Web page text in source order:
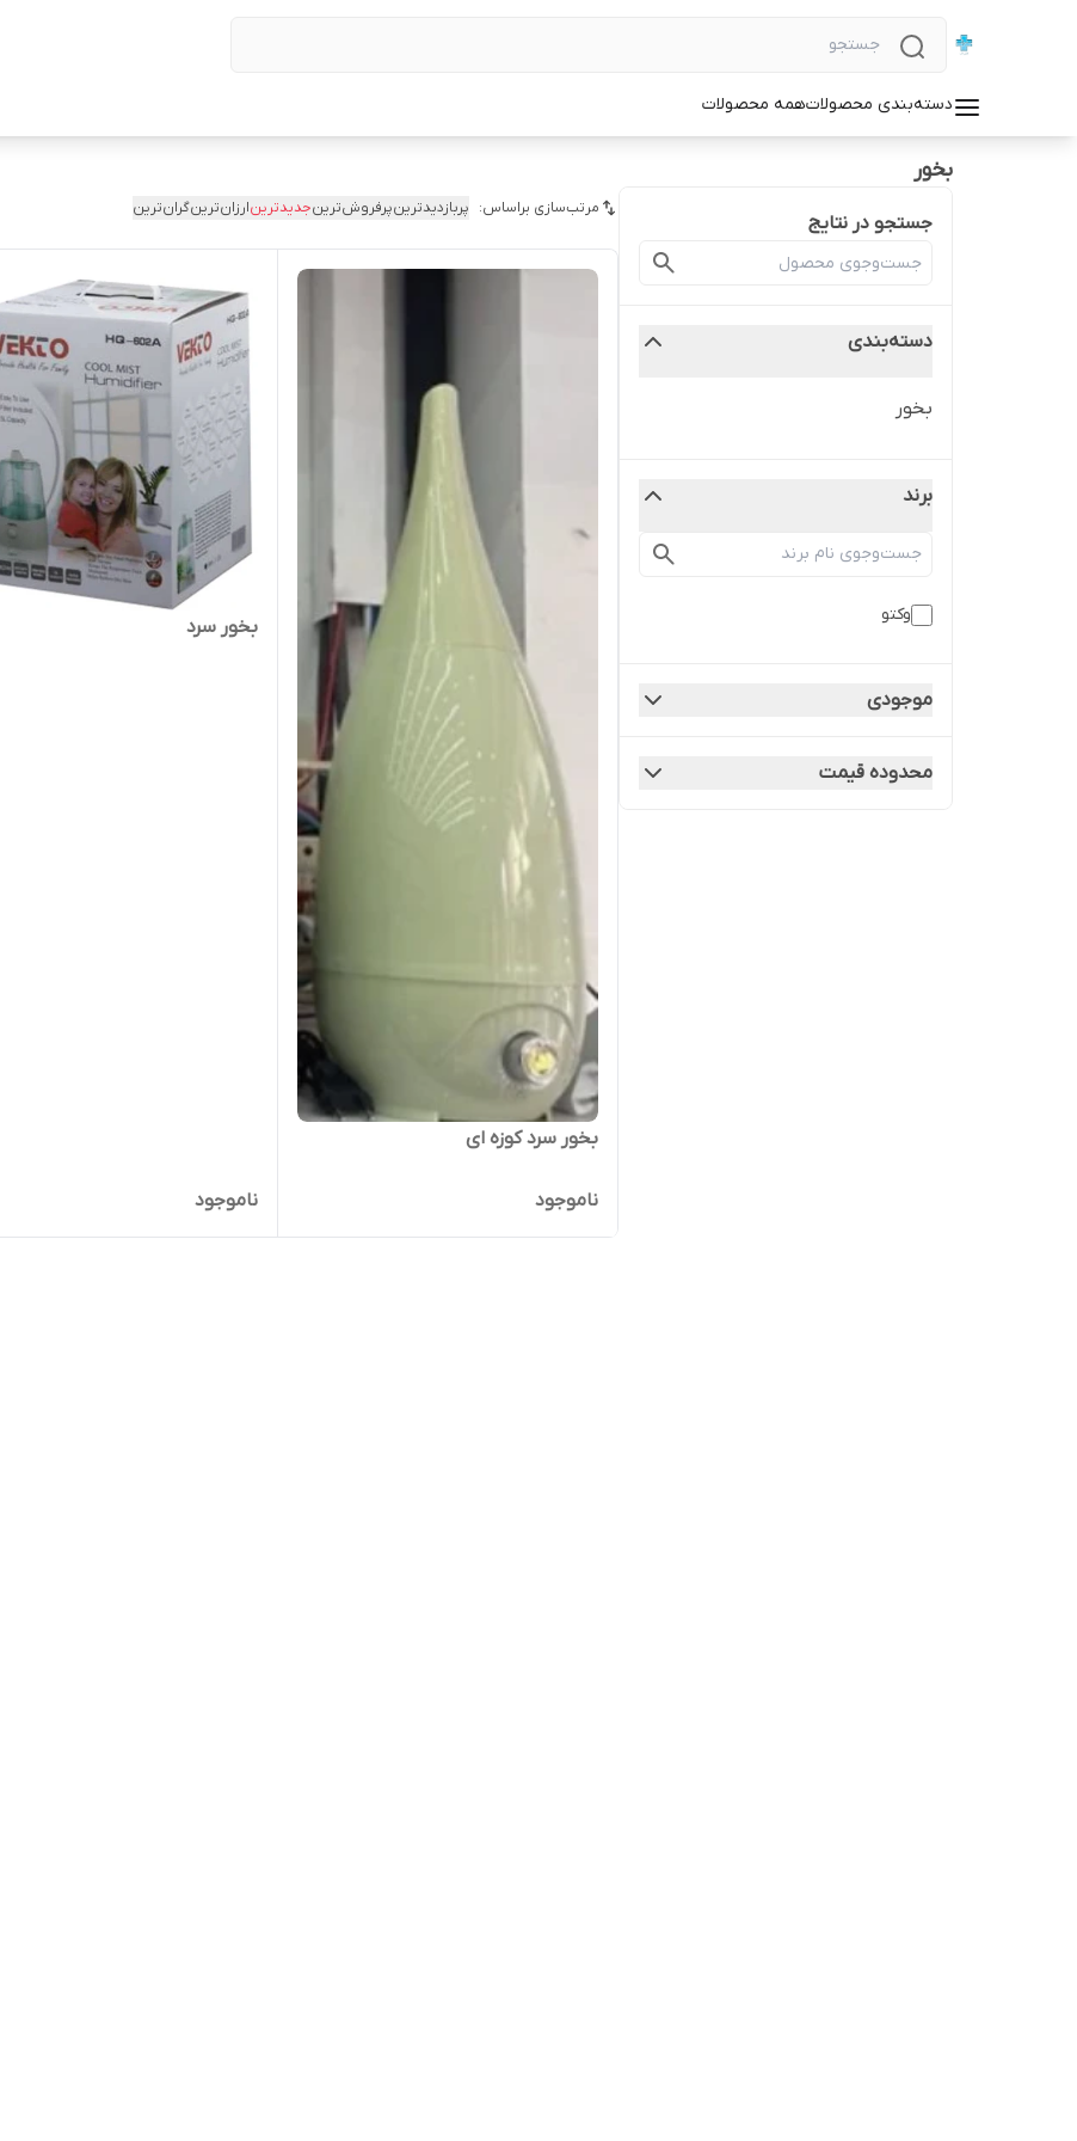
دسته‌بندی محصولاتهمه محصولات
بخور
جستجو در نتایج
دسته‌بندی
بخور
برند
وکتو
موجودی
محدوده قیمت
مرتب‌سازی براساس: پربازدیدترینپرفروش‌ترینجدیدترینارزان‌ترینگران‌ترین
بخور سرد کوزه ای
ناموجود
بخور سرد
ناموجود